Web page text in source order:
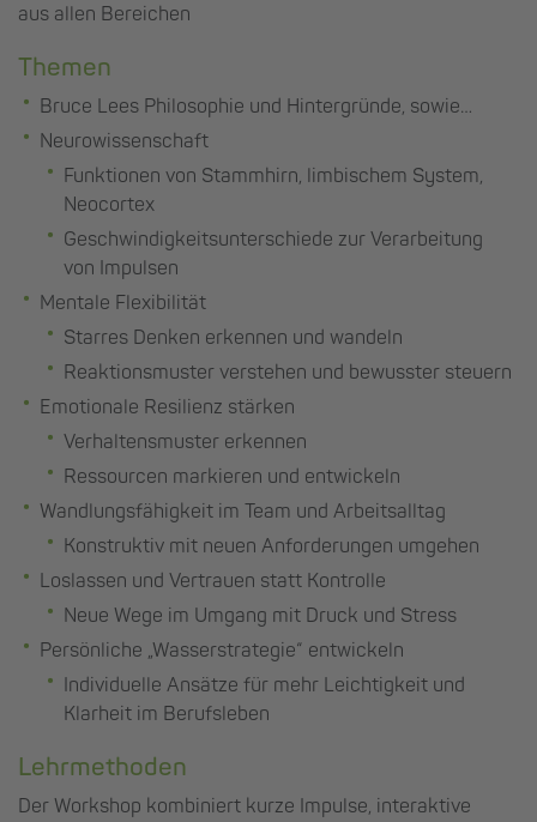
aus allen Bereichen
Themen
Bruce Lees Philosophie und Hintergründe, sowie…
Neurowissenschaft
Funktionen von Stammhirn, limbischem System,
Neocortex
Geschwindigkeitsunterschiede zur Verarbeitung
von Impulsen
Mentale Flexibilität
Starres Denken erkennen und wandeln
Reaktionsmuster verstehen und bewusster steuern
Emotionale Resilienz stärken
Verhaltensmuster erkennen
Ressourcen markieren und entwickeln
Wandlungsfähigkeit im Team und Arbeitsalltag
Konstruktiv mit neuen Anforderungen umgehen
Loslassen und Vertrauen statt Kontrolle
Neue Wege im Umgang mit Druck und Stress
Persönliche „Wasserstrategie“ entwickeln
Individuelle Ansätze für mehr Leichtigkeit und
Klarheit im Berufsleben
Lehrmethoden
Der Workshop kombiniert kurze Impulse, interaktive